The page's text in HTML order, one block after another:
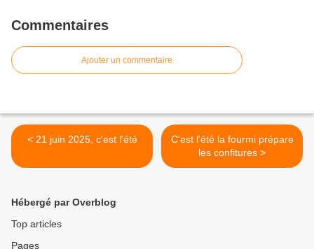
Commentaires
Ajouter un commentaire
< 21 juin 2025, c'est l'été
C'est l'été la fourmi prépare
les confitures >
Hébergé par Overblog
Top articles
Pages